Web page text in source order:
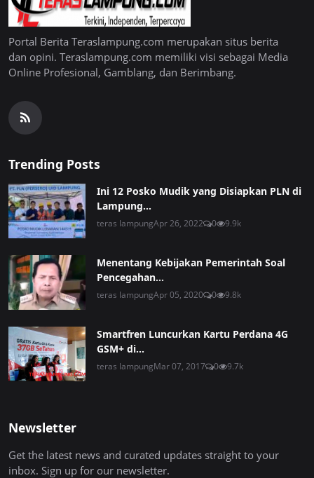
Portal Berita Teraslampung.com merupakan situs berita
dan opini. Teraslampung.com memiliki visi sebagai Media
Online Profesional, Gamblang, dan Berimbang.
Trending Posts
Ini 12 Posko Mudik yang Disiapkan PLN di
Lampung...
teras lampungApr 26, 2022 0 9.9k
Menentang Kebijakan Pemerintah Soal
Pencegahan...
teras lampungApr 05, 2020 0 9.8k
Smartfren Luncurkan Kartu Perdana 4G
GSM+ di...
teras lampungMar 07, 2017 0 9.7k
Newsletter
Get the latest news and curated updates straight to your
inbox. Sign up for our newsletter.